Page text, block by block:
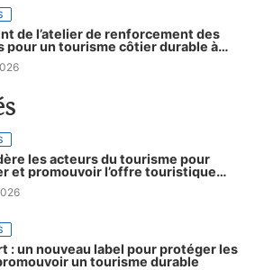
de l’atelier de renforcement des
pour un tourisme côtier durable à
les acteurs du tourisme pour
et promouvoir l’offre touristique
: un nouveau label pour protéger les
un tourisme durable